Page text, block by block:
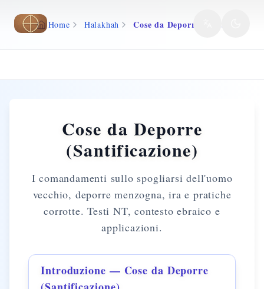
Vai al contenuto principale
Home Halakhah Cose da Deporre (Santificazione)
Cose da Deporre
(Santificazione)
I comandamenti sullo spogliarsi dell'uomo
vecchio, deporre menzogna, ira e pratiche
corrotte. Testi NT, contesto ebraico e
applicazioni.
Introduzione — Cose da Deporre